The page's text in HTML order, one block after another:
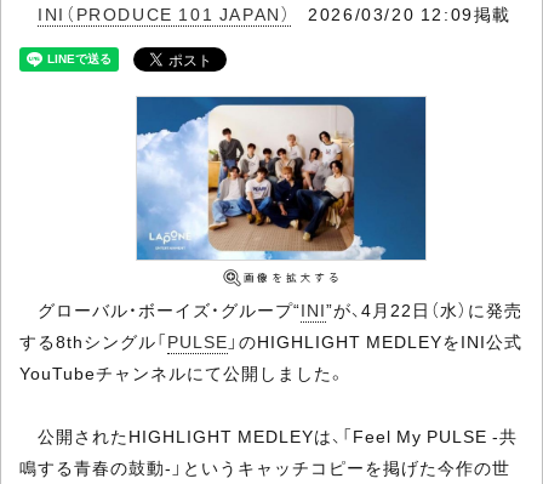
INI（PRODUCE 101 JAPAN） 2026/03/20 12:09掲載
グローバル・ボーイズ・グループ“INI”が、4月22日（水）に発売
する8thシングル「PULSE 」のHIGHLIGHT MEDLEYをINI公式
YouTubeチャンネルにて公開しました。
公開されたHIGHLIGHT MEDLEYは、「Feel My PULSE -共
鳴する青春の鼓動-」というキャッチコピーを掲げた今作の世